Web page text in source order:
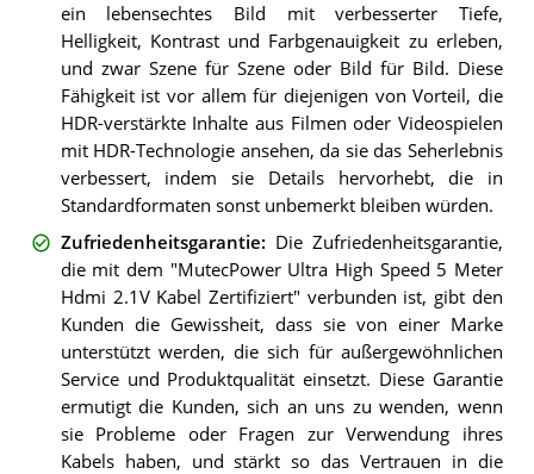
ein lebensechtes Bild mit verbesserter Tiefe,
Helligkeit, Kontrast und Farbgenauigkeit zu erleben,
und zwar Szene für Szene oder Bild für Bild. Diese
Fähigkeit ist vor allem für diejenigen von Vorteil, die
HDR-verstärkte Inhalte aus Filmen oder Videospielen
mit HDR-Technologie ansehen, da sie das Seherlebnis
verbessert, indem sie Details hervorhebt, die in
Standardformaten sonst unbemerkt bleiben würden.
Zufriedenheitsgarantie: Die Zufriedenheitsgarantie,
die mit dem "MutecPower Ultra High Speed 5 Meter
Hdmi 2.1V Kabel Zertifiziert" verbunden ist, gibt den
Kunden die Gewissheit, dass sie von einer Marke
unterstützt werden, die sich für außergewöhnlichen
Service und Produktqualität einsetzt. Diese Garantie
ermutigt die Kunden, sich an uns zu wenden, wenn
sie Probleme oder Fragen zur Verwendung ihres
Kabels haben, und stärkt so das Vertrauen in die